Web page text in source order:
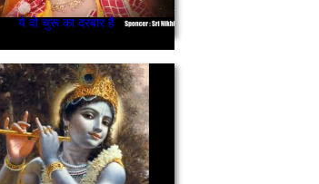
ये वो चुरू का दरबार है